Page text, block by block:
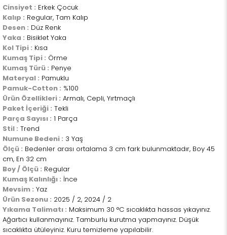
Cinsiyet : Erkek Çocuk
Kalıp : Regular, Tam Kalıp
Desen : Düz Renk
Yaka : Bisiklet Yaka
Kol Tipi : Kısa
Kumaş Tipi : Örme
Kumaş Türü : Penye
Materyal : Pamuklu
Pamuk-Cotton : %100
Ürün Özellikleri : Armalı, Cepli, Yırtmaçlı
Paket İçeriği : Tekli
Parça Sayısı : 1 Parça
Stil : Trend
Numune Bedeni : 3 Yaş
Ölçü : Bedenler arası ortalama 3 cm fark bulunmaktadır, Boy 45
cm, En 32 cm
Boy / Ölçü : Regular
Kumaş Kalınlığı : İnce
Mevsim : Yaz
Ürün Sezonu : 2025 / 2, 2024 / 2
Yıkama Talimatı : Maksimum 30 °C sıcaklıkta hassas yıkayınız.
Ağartıcı kullanmayınız. Tamburlu kurutma yapmayınız. Düşük
sıcaklıkta ütüleyiniz. Kuru temizleme yapılabilir.